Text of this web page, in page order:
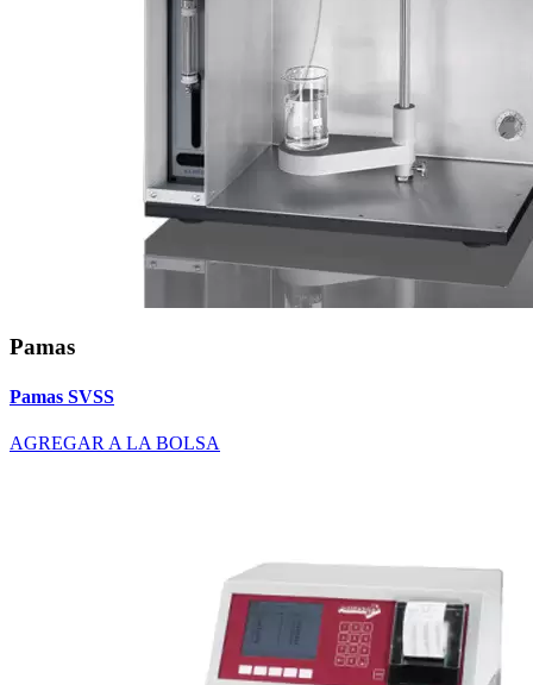
Pamas
Pamas SVSS
AGREGAR A LA BOLSA